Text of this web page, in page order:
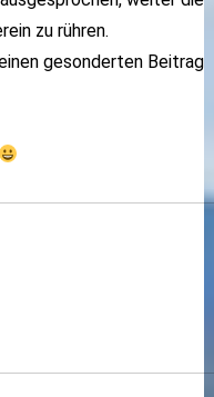
zu rühren.
gesonderten Beitrag